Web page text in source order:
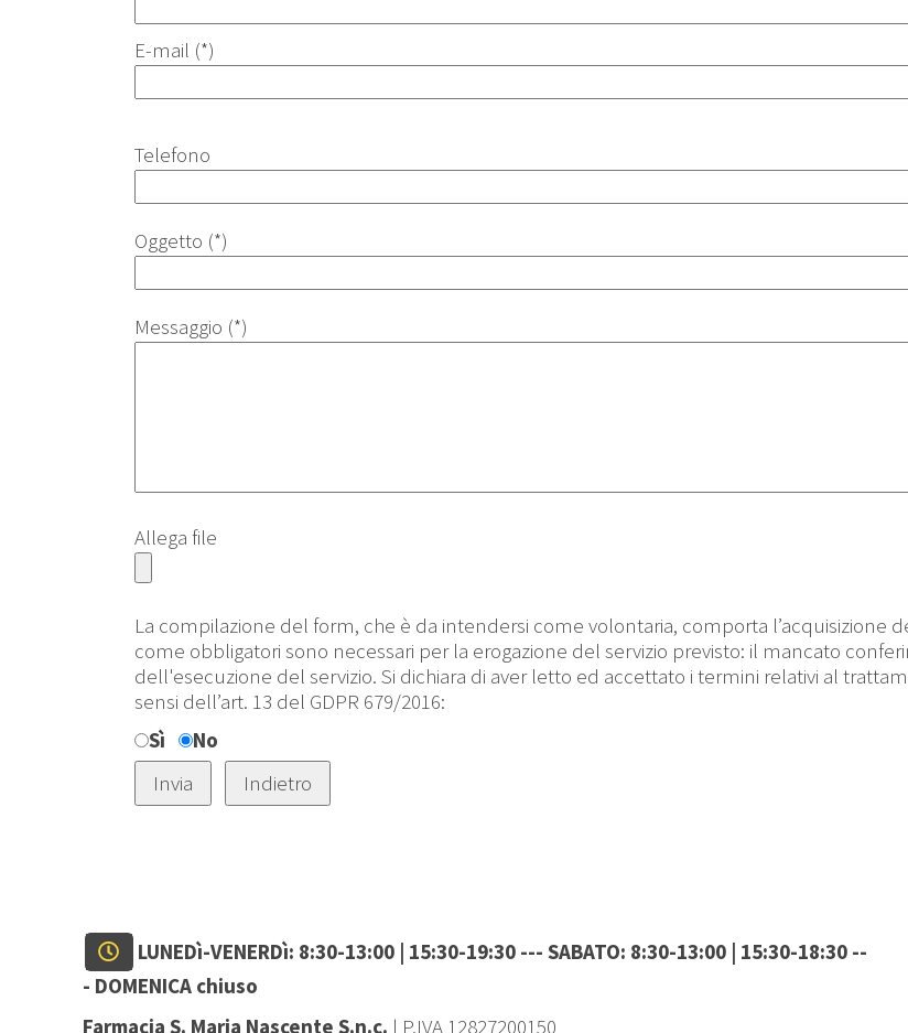
E-mail (*)
Telefono
Oggetto (*)
Messaggio (*)
Allega file
La compilazione del form, che è da intendersi come volontaria, comporta l’acquisizione
come obbligatori sono necessari per la erogazione del servizio previsto: il mancato
dell'esecuzione del servizio. Si dichiara di aver letto ed accettato i termini relativi al
sensi dell’art. 13 del GDPR 679/2016:
Sì
No
LUNEDì-VENERDì: 8:30-13:00 | 15:30-19:30 --- SABATO: 8:30-13:00 | 15:30-18:30 --
- DOMENICA chiuso
Farmacia S. Maria Nascente S.n.c. | P.IVA 12827200150